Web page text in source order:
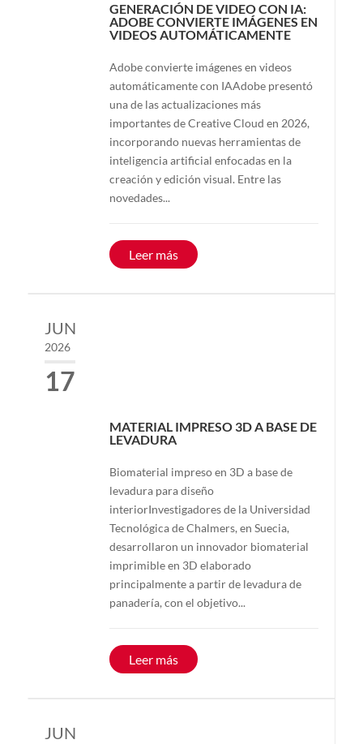
GENERACIÓN DE VIDEO CON IA:
ADOBE CONVIERTE IMÁGENES EN
VIDEOS AUTOMÁTICAMENTE
Adobe convierte imágenes en videos
automáticamente con IAAdobe presentó
una de las actualizaciones más
importantes de Creative Cloud en 2026,
incorporando nuevas herramientas de
inteligencia artificial enfocadas en la
creación y edición visual. Entre las
novedades...
Leer más
JUN
2026
17
MATERIAL IMPRESO 3D A BASE DE
LEVADURA
Biomaterial impreso en 3D a base de
levadura para diseño
interiorInvestigadores de la Universidad
Tecnológica de Chalmers, en Suecia,
desarrollaron un innovador biomaterial
imprimible en 3D elaborado
principalmente a partir de levadura de
panadería, con el objetivo...
Leer más
JUN